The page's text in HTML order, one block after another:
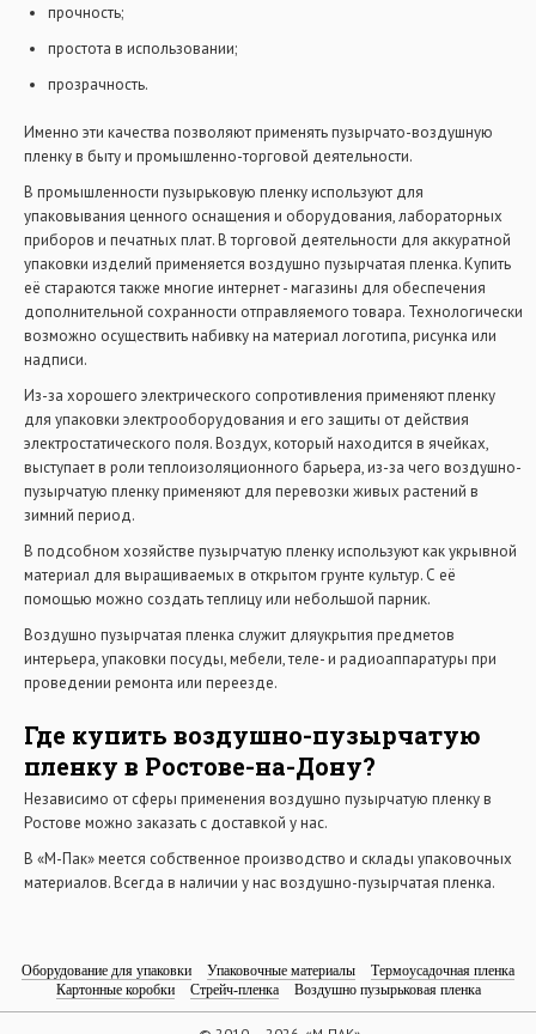
прочность;
простота в использовании;
прозрачность.
Именно эти качества позволяют применять пузырчато-воздушную
пленку в быту и промышленно-торговой деятельности.
В промышленности пузырьковую пленку используют для
упаковывания ценного оснащения и оборудования, лабораторных
приборов и печатных плат. В торговой деятельности для аккуратной
упаковки изделий применяется воздушно пузырчатая пленка. Купить
её стараются также многие интернет - магазины для обеспечения
дополнительной сохранности отправляемого товара. Технологически
возможно осуществить набивку на материал логотипа, рисунка или
надписи.
Из-за хорошего электрического сопротивления применяют пленку
для упаковки электрооборудования и его защиты от действия
электростатического поля. Воздух, который находится в ячейках,
выступает в роли теплоизоляционного барьера, из-за чего воздушно-
пузырчатую пленку применяют для перевозки живых растений в
зимний период.
В подсобном хозяйстве пузырчатую пленку используют как укрывной
материал для выращиваемых в открытом грунте культур. С её
помощью можно создать теплицу или небольшой парник.
Воздушно пузырчатая пленка служит дляукрытия предметов
интерьера, упаковки посуды, мебели, теле- и радиоаппаратуры при
проведении ремонта или переезде.
Где купить воздушно-пузырчатую
пленку в Ростове-на-Дону?
Независимо от сферы применения воздушно пузырчатую пленку в
Ростове можно заказать с доставкой у нас.
В «М-Пак» меется собственное производство и склады упаковочных
материалов. Всегда в наличии у нас воздушно-пузырчатая пленка.
Оборудование для упаковки Упаковочные материалы
Термоусадочная пленка
Картонные коробки
Стрейч-пленка Воздушно пузырьковая пленка